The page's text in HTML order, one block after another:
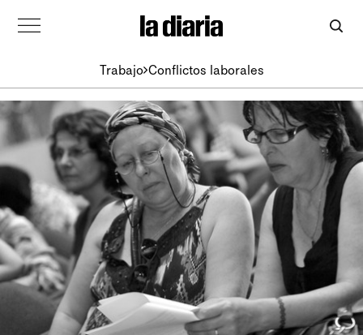
Trabajo Conflictos laborales